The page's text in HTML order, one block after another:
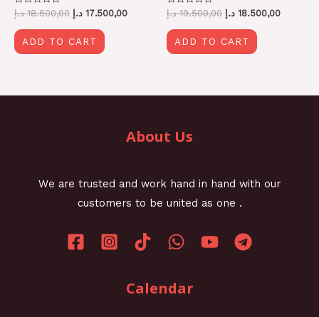
Rated
0
out
of
18.500,00 د.إ 17.500,00 د.إ
ADD TO CART
Rated
0
out
of
19.500,00 د.إ 18.500,00 د.إ
ADD TO CART
About Us
We are trusted and work hand in hand with our
customers to be united as one .
Calendar